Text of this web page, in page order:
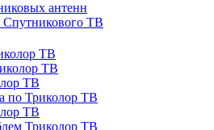
антенн
ТВ
ТВ
ТВ
ТВ
по Триколор ТВ
ТВ
Триколор ТВ